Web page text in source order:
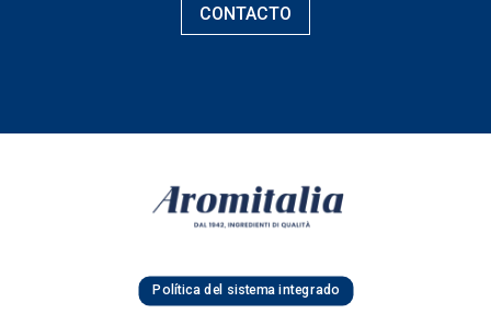
CONTACTO
Política del sistema integrado